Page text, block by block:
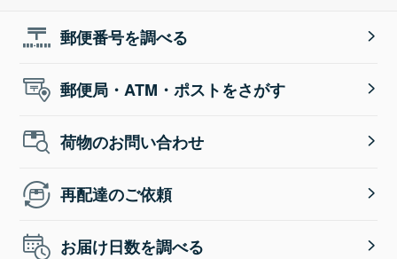
郵便番号を調べる
郵便局・ATM・ポストをさがす
荷物のお問い合わせ
再配達のご依頼
お届け日数を調べる